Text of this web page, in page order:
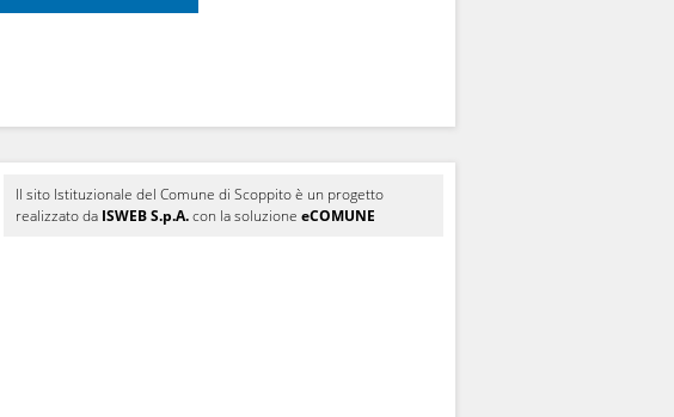
Il sito Istituzionale del Comune di Scoppito è un progetto
realizzato da ISWEB S.p.A.con la soluzione eCOMUNE